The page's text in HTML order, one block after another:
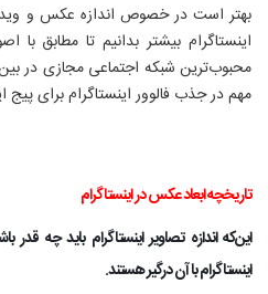
بهتر است در خصوص اندازه عکس‌ و
اینستاگرامبیشتر بدانیم تا مطابق با
محبوب‌ترین شبکه اجتماعی مجازی در
مهم درجذب فالوور اینستاگرامبرایپیج
تاریخچه ابعاد عکس در اینستاگرام
این‌که اندازه تصاویراینستاگرام باید چه قدر
اینستاگرامبا آن درگیر هستند.